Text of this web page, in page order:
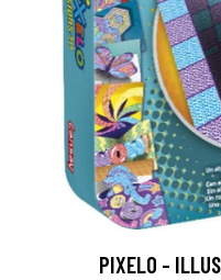
PIXELO -